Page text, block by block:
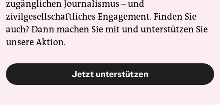
zugänglichen Journalismus – und
zivilgesellschaftliches Engagement. Finden Sie
auch? Dann machen Sie mit und unterstützen Sie
unsere Aktion.
Jetzt unterstützen